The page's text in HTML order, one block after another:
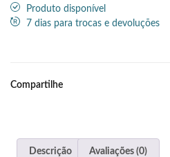
Produto disponível
7 dias para trocas e devoluções
Compartilhe
Descrição Avaliações (0)